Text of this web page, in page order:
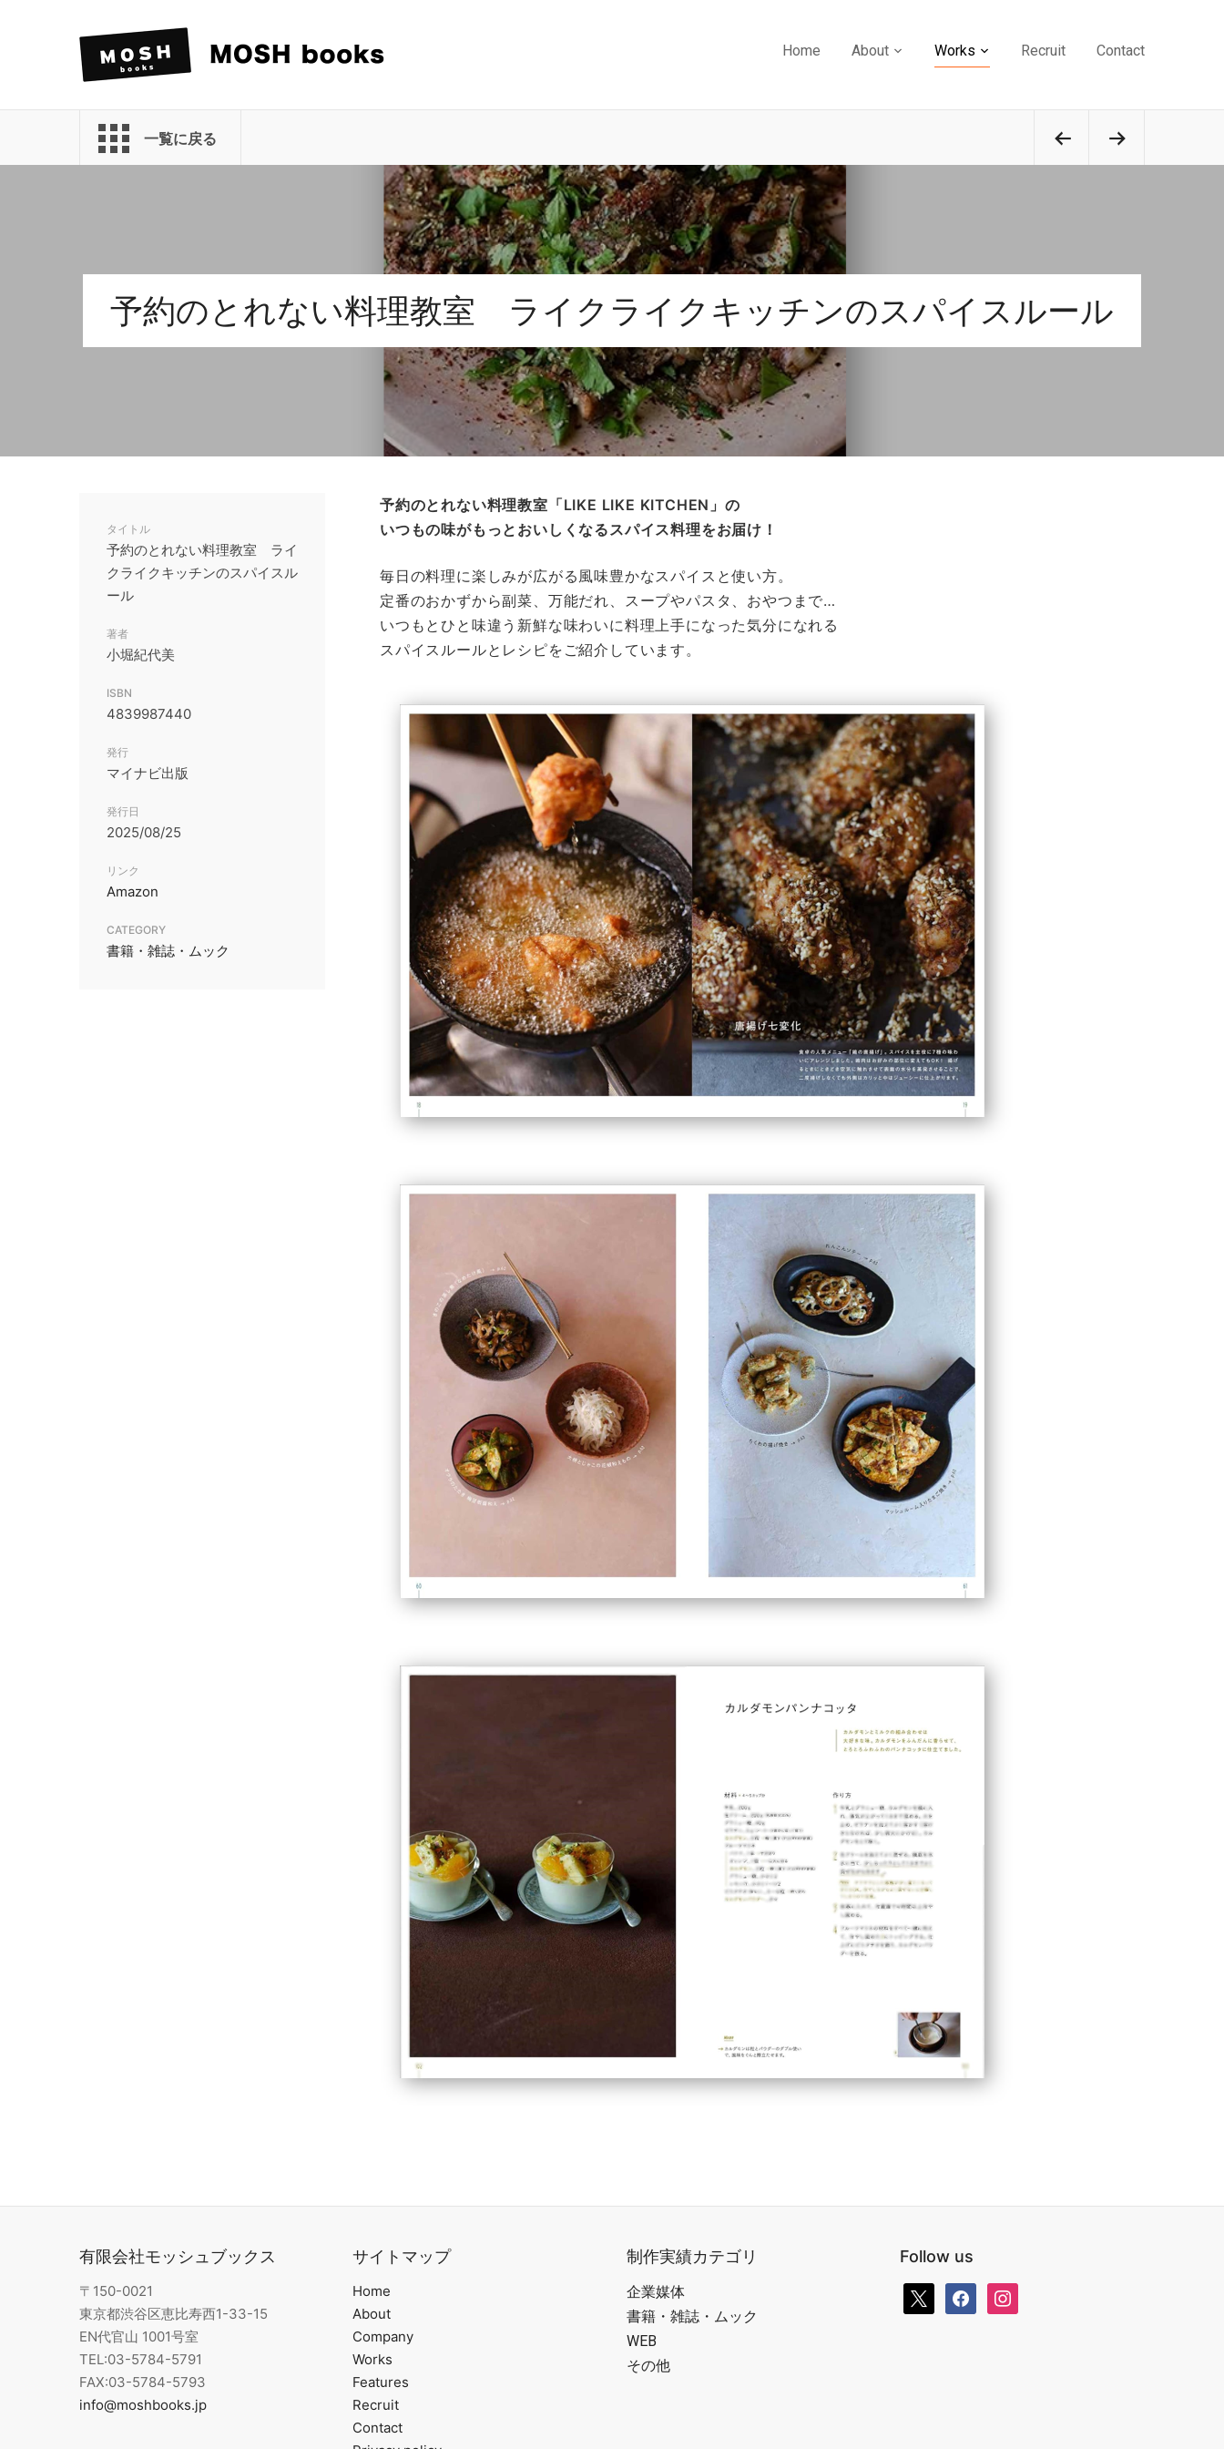
Home About Works Recruit Contact
一覧に戻る
予約のとれない料理教室 ライクライクキッチンのスパイスルール
タイトル
予約のとれない料理教室 ライ
クライクキッチンのスパイスル
ール
著者
小堀紀代美
ISBN
4839987440
発行
マイナビ出版
発行日
2025/08/25
リンク
Amazon
CATEGORY
書籍・雑誌・ムック
予約のとれない料理教室「LIKE LIKE KITCHEN」の
いつもの味がもっとおいしくなるスパイス料理をお届け！
毎日の料理に楽しみが広がる風味豊かなスパイスと使い方。
定番のおかずから副菜、万能だれ、スープやパスタ、おやつまで…
いつもとひと味違う新鮮な味わいに料理上手になった気分になれる
スパイスルールとレシピをご紹介しています。
有限会社モッシュブックス
〒150-0021
東京都渋谷区恵比寿⻄1-33-15
EN代官山 1001号室
TEL:03-5784-5791
FAX:03-5784-5793
info@moshbooks.jp
サイトマップ
Home
About
Company
Works
Features
Recruit
Contact
制作実績カテゴリ
企業媒体
書籍・雑誌・ムック
WEB
その他
Follow us
facebookinstagram